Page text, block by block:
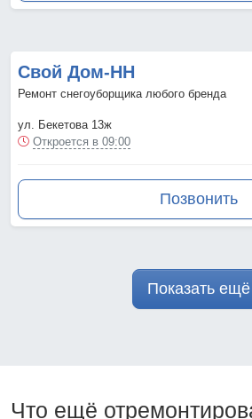
Свой Дом-НН
Ремонт снегоуборщика любого бренда
ул. Бекетова 13ж
Откроется в 09:00
Позвонить
Показать ещё
Что ещё